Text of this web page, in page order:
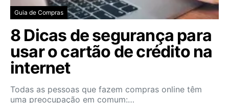
Guia de Compras
8 Dicas de segurança para
usar o cartão de crédito na
internet
Todas as pessoas que fazem compras online têm
uma preocupação em comum:…